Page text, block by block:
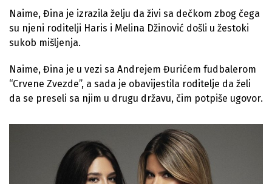
Naime, Đina je izrazila želju da živi sa dečkom zbog čega
su njeni roditelji Haris i Melina Džinović došli u žestoki
sukob mišljenja.
Naime, Đina je u vezi sa Andrejem Đurićem fudbalerom
“Crvene Zvezde”, a sada je obavijestila roditelje da želi
da se preseli sa njim u drugu državu, čim potpiše ugovor.